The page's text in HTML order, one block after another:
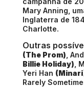
Mary Anning,
Inglaterra de
Charlotte.
Outras
(The Prom) ,
Billie Holiday) ,
Yeri Han
Rarely